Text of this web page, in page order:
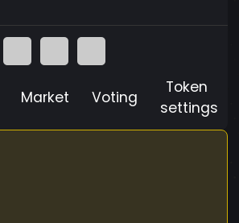
Market Voting
Token
settings